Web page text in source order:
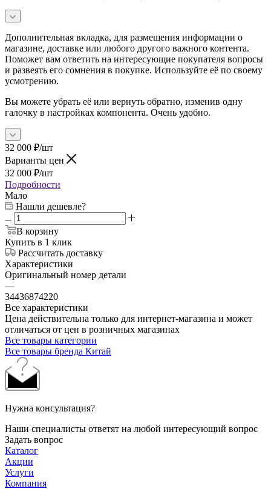
Дополнительная вкладка, для размещения информации о
магазине, доставке или любого другого важного контента.
Поможет вам ответить на интересующие покупателя вопросы
и развеять его сомнения в покупке. Используйте её по своему
усмотрению.
Вы можете убрать её или вернуть обратно, изменив одну
галочку в настройках компонента. Очень удобно.
32 000 ₽/шт
Варианты цен
32 000 ₽/шт
Подробности
Мало
Нашли дешевле?
В корзину
Купить в 1 клик
Рассчитать доставку
Характеристики
Оригинальный номер детали
—
34436874220
Все характеристики
Цена действительна только для интернет-магазина и может
отличаться от цен в розничных магазинах
Все товары категории
Все товары бренда Китай
Нужна консультация?
Наши специалисты ответят на любой интересующий вопрос
Задать вопрос
Каталог
Акции
Услуги
Компания